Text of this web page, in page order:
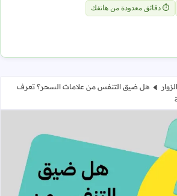
⏱ دقائق معدودة من هاتفك
هل ضيق التنفس من علامات السحر؟ تعرف